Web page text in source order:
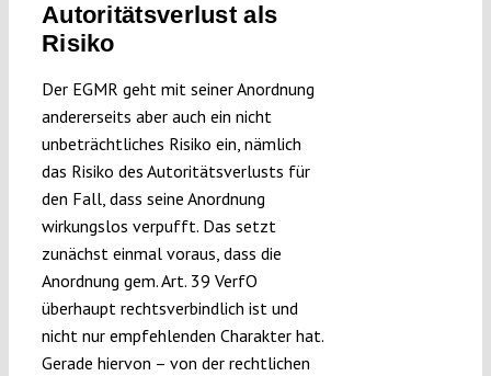
Autoritätsverlust als
Risiko
Der EGMR geht mit seiner Anordnung
andererseits aber auch ein nicht
unbeträchtliches Risiko ein, nämlich
das Risiko des Autoritätsverlusts für
den Fall, dass seine Anordnung
wirkungslos verpufft. Das setzt
zunächst einmal voraus, dass die
Anordnung gem. Art. 39 VerfO
überhaupt rechtsverbindlich ist und
nicht nur empfehlenden Charakter hat.
Gerade hiervon – von der rechtlichen